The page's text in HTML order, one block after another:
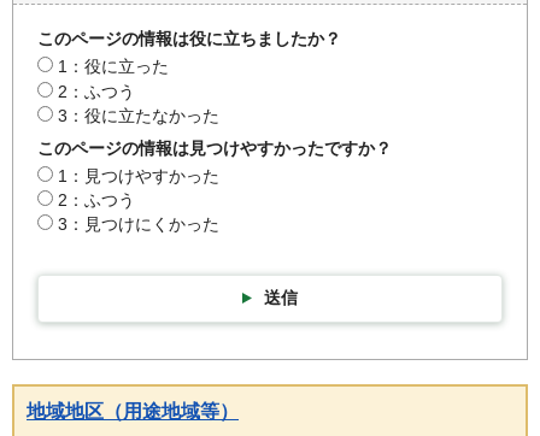
このページの情報は役に立ちましたか？
1：役に立った
2：ふつう
3：役に立たなかった
このページの情報は見つけやすかったですか？
1：見つけやすかった
2：ふつう
3：見つけにくかった
送信
地域地区（用途地域等）